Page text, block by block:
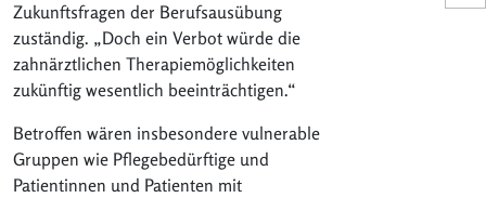
Zukunftsfragen der Berufsausübung
zuständig. „Doch ein Verbot würde die
zahnärztlichen Therapiemöglichkeiten
zukünftig wesentlich beeinträchtigen.“
Betroffen wären insbesondere vulnerable
Gruppen wie Pflegebedürftige und
Patientinnen und Patienten mit